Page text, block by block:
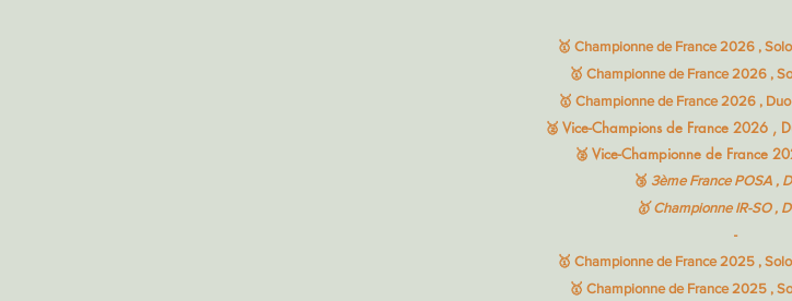
🥇 Championne de France 2026 ,
🥇 Championne de France 2026 ,
🥇 Championne de France 2026 ,
🥈 Vice-Champions de France 2026 ,
🥈 Vice-Championne de France
🥉 3ème France POSA ,
🥇 Championne IR-SO ,
-
🥇 Championne de France 2025 ,
🥇 Championne de France 2025 ,